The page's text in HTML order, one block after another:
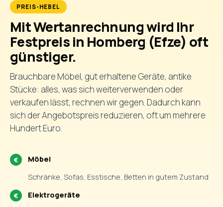
PREIS-HEBEL
Mit Wertanrechnung wird Ihr
Festpreis in Homberg (Efze) oft
günstiger.
Brauchbare Möbel, gut erhaltene Geräte, antike
Stücke: alles, was sich weiterverwenden oder
verkaufen lässt, rechnen wir gegen. Dadurch kann
sich der Angebotspreis reduzieren, oft um mehrere
Hundert Euro.
Möbel
Schränke, Sofas, Esstische, Betten in gutem Zustand
Elektrogeräte